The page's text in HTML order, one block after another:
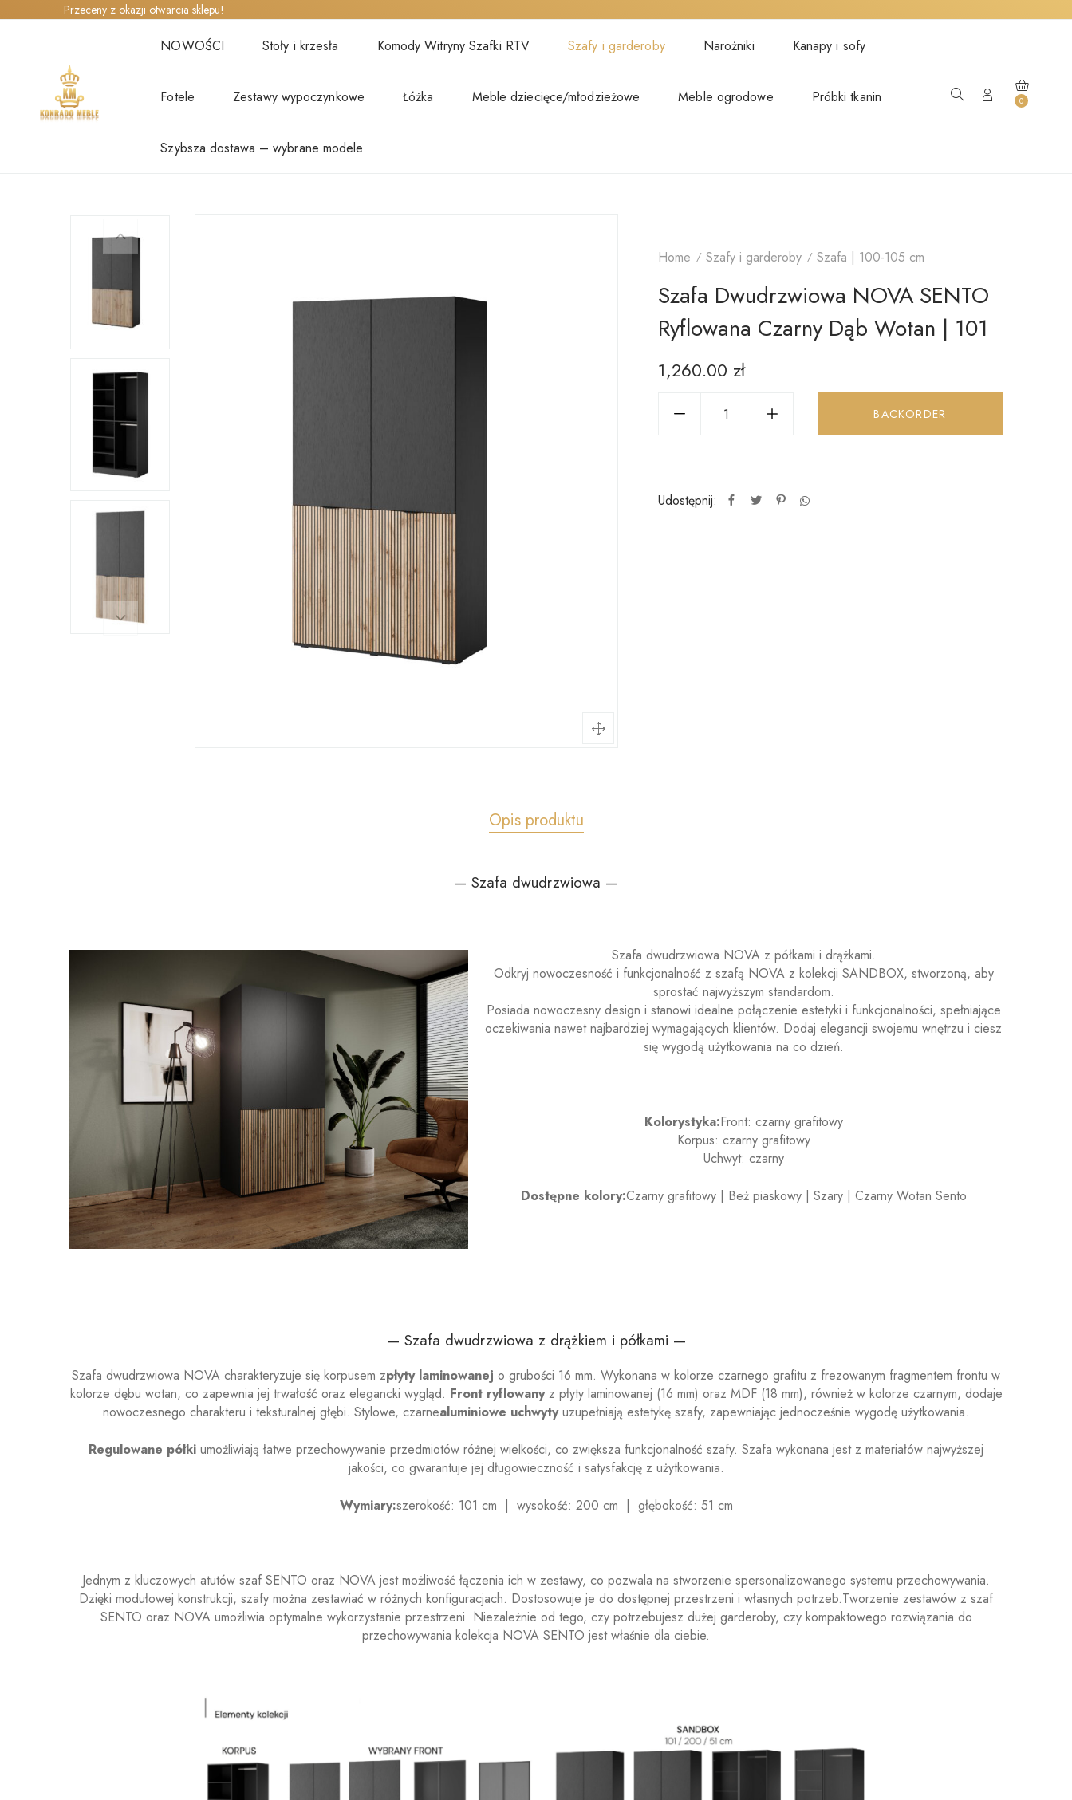
Przeceny z okazji otwarcia sklepu!
NOWOŚCI Stoły i krzesła Komody Witryny Szafki RTV Szafy i garderoby Narożniki Kanapy i sofy
Fotele Zestawy wypoczynkowe Łóżka Meble dziecięce/młodzieżowe Meble ogrodowe Próbki tkanin
Szybsza dostawa – wybrane modele
0
Home Szafy i garderoby Szafa | 100-105 cm
Szafa Dwudrzwiowa NOVA SENTO
Ryflowana Czarny Dąb Wotan | 101
1,260.00 zł
BACKORDER
Udostępnij:
Opis produktu
— Szafa dwudrzwiowa —
Szafa dwudrzwiowa NOVA z półkami i drążkami.
Odkryj nowoczesność i funkcjonalność z szafą NOVA z kolekcji SANDBOX, stworzoną, aby
sprostać najwyższym standardom.
Posiada nowoczesny design i stanowi idealne połączenie estetyki i funkcjonalności, spełniające
oczekiwania nawet najbardziej wymagających klientów. Dodaj elegancji swojemu wnętrzu i ciesz
się wygodą użytkowania na co dzień.
Kolorystyka:Front: czarny grafitowy
Korpus: czarny grafitowy
Uchwyt: czarny
Dostępne kolory:Czarny grafitowy | Beż piaskowy | Szary | Czarny Wotan Sento
— Szafa dwudrzwiowa z drążkiem i półkami —
Szafa dwudrzwiowa NOVA charakteryzuje się korpusem zpłyty laminowanej o grubości 16 mm. Wykonana w kolorze czarnego grafitu z frezowanym fragmentem frontu w
kolorze dębu wotan, co zapewnia jej trwałość oraz elegancki wygląd. Front ryflowanyz płyty laminowanej (16 mm) oraz MDF (18 mm), również w kolorze czarnym, dodaje
nowoczesnego charakteru i teksturalnej głębi. Stylowe, czarnealuminiowe uchwytyuzupełniają estetykę szafy, zapewniając jednocześnie wygodę użytkowania.
Regulowane półki umożliwiają łatwe przechowywanie przedmiotów różnej wielkości, co zwiększa funkcjonalność szafy. Szafa wykonana jest z materiałów najwyższej
jakości, co gwarantuje jej długowieczność i satysfakcję z użytkowania.
Wymiary:szerokość: 101 cm | wysokość: 200 cm | głębokość: 51 cm
Jednym z kluczowych atutów szaf SENTO oraz NOVA jest możliwość łączenia ich w zestawy, co pozwala na stworzenie spersonalizowanego systemu przechowywania.
Dzięki modułowej konstrukcji, szafy można zestawiać w różnych konfiguracjach. Dostosowuje je do dostępnej przestrzeni i własnych potrzeb.Tworzenie zestawów z szaf
SENTO oraz NOVA umożliwia optymalne wykorzystanie przestrzeni. Niezależnie od tego, czy potrzebujesz dużej garderoby, czy kompaktowego rozwiązania do
przechowywania kolekcja NOVA SENTO jest właśnie dla ciebie.